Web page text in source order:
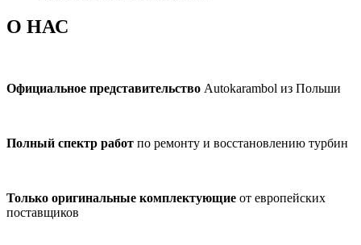
О НАС
Официальное представительство Autokarambol из Польши
Полный спектр работ по ремонту и восстановлению турбин
Только оригинальные комплектующие от европейских
поставщиков